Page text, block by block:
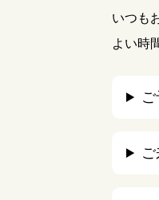
いつも
よい時